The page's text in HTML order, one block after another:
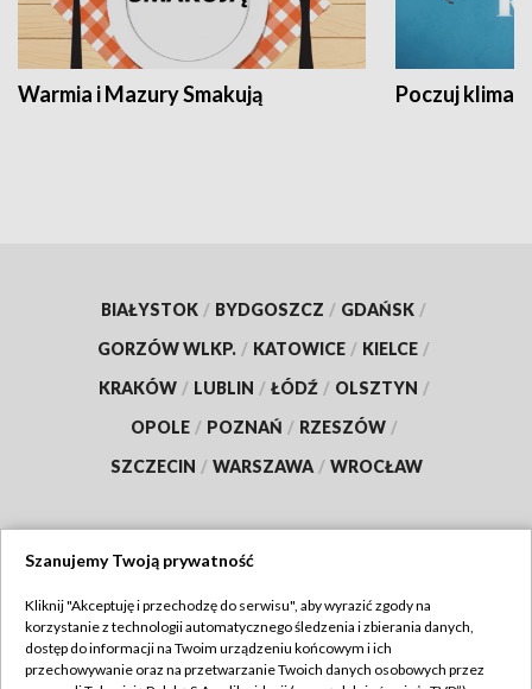
Warmia i Mazury Smakują Poczuj klimat
BIAŁYSTOK / BYDGOSZCZ / GDAŃSK /
GORZÓW WLKP. / KATOWICE / KIELCE /
KRAKÓW / LUBLIN / ŁÓDŹ / OLSZTYN /
OPOLE / POZNAŃ / RZESZÓW /
SZCZECIN / WARSZAWA / WROCŁAW
TVP
Abonament TVP
Regulamin TVP
Szanujemy Twoją prywatność
Kliknij "Akceptuję i przechodzę do serwisu", aby wyrazić zgody na
korzystanie z technologii automatycznego śledzenia i zbierania danych,
dostęp do informacji na Twoim urządzeniu końcowym i ich
przechowywanie oraz na przetwarzanie Twoich danych osobowych przez